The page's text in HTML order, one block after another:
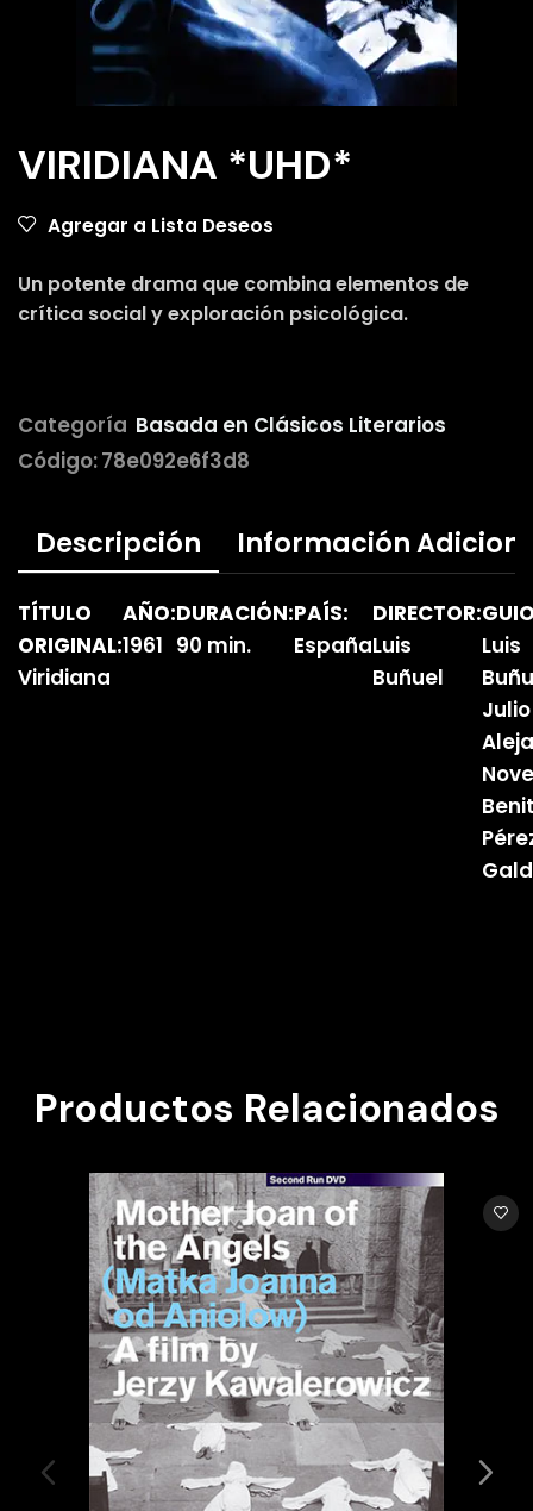
VIRIDIANA *UHD*
Agregar a Lista Deseos
Un potente drama que combina elementos de
crítica social y exploración psicológica.
Categoría Basada en Clásicos Literarios
Código:78e092e6f3d8
Descripción Información
TÍTULO
ORIGINAL:
Viridiana
AÑO:
1961
DURACIÓN:
90 min.
PAÍS:
España
DIRECTOR:
Luis
Buñuel
Luis
Julio
Productos Relacionados